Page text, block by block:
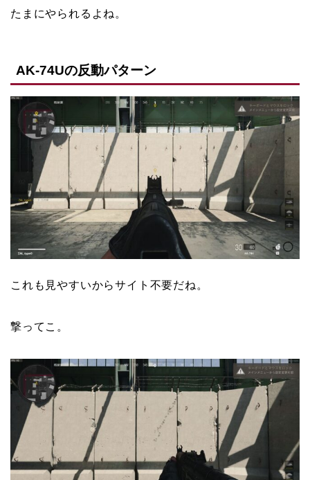
たまにやられるよね。
AK-74Uの反動パターン
これも見やすいからサイト不要だね。
撃ってこ。